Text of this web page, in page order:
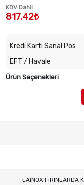
KDV Dahil
817,42₺
Kredi Kartı Sanal Pos
EFT / Havale
Ürün Seçenekleri
LAINOX FIRINLARDA